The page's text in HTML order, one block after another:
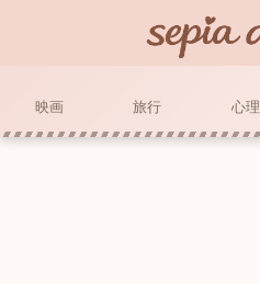
映画 旅行 心理